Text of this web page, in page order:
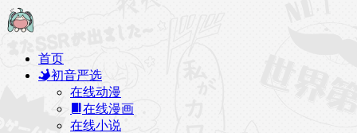
首页
初音严选
在线动漫
在线漫画
在线小说